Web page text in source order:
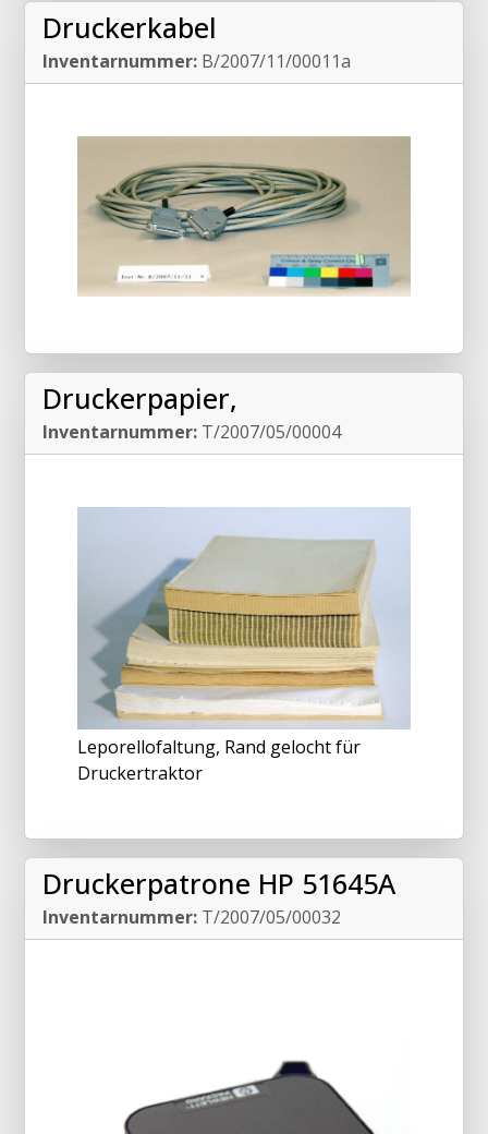
Druckerkabel
Inventarnummer: B/2007/11/00011a
Druckerpapier,
Inventarnummer: T/2007/05/00004
Leporellofaltung, Rand gelocht für
Druckertraktor
Druckerpatrone HP 51645A
Inventarnummer: T/2007/05/00032